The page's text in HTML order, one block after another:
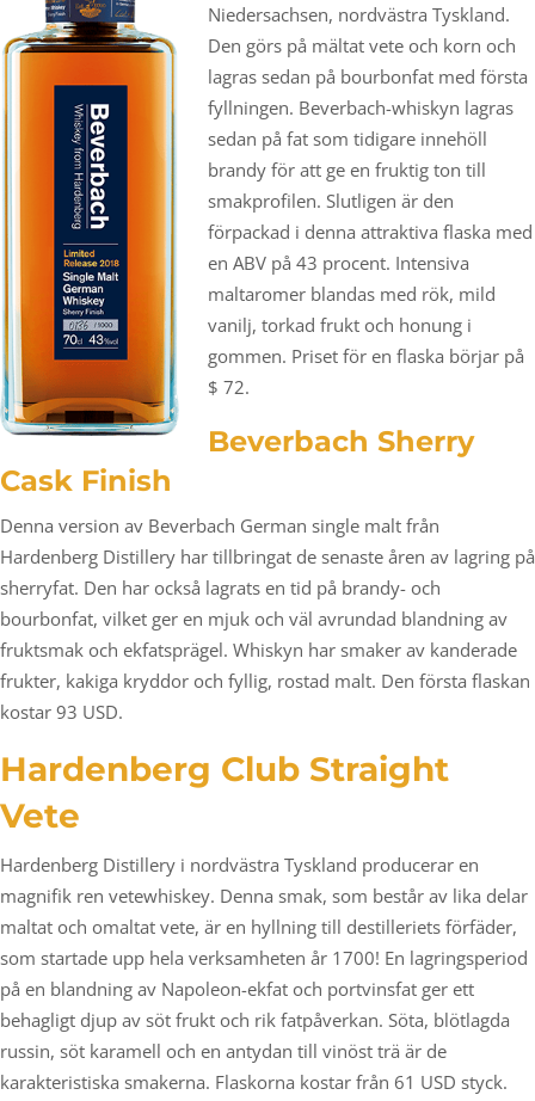
Niedersachsen, nordvästra Tyskland.
Den görs på mältat vete och korn och
lagras sedan på bourbonfat med första
fyllningen. Beverbach-whiskyn lagras
sedan på fat som tidigare innehöll
brandy för att ge en fruktig ton till
smakprofilen. Slutligen är den
förpackad i denna attraktiva flaska med
en ABV på 43 procent. Intensiva
maltaromer blandas med rök, mild
vanilj, torkad frukt och honung i
gommen. Priset för en flaska börjar på
$ 72.
Beverbach Sherry
Cask Finish
Denna version av Beverbach German single malt från
Hardenberg Distillery har tillbringat de senaste åren av lagring på
sherryfat. Den har också lagrats en tid på brandy- och
bourbonfat, vilket ger en mjuk och väl avrundad blandning av
fruktsmak och ekfatsprägel. Whiskyn har smaker av kanderade
frukter, kakiga kryddor och fyllig, rostad malt. Den första flaskan
kostar 93 USD.
Hardenberg Club Straight
Vete
Hardenberg Distillery i nordvästra Tyskland producerar en
magnifik ren vetewhiskey. Denna smak, som består av lika delar
maltat och omaltat vete, är en hyllning till destilleriets förfäder,
som startade upp hela verksamheten år 1700! En lagringsperiod
på en blandning av Napoleon-ekfat och portvinsfat ger ett
behagligt djup av söt frukt och rik fatpåverkan. Söta, blötlagda
russin, söt karamell och en antydan till vinöst trä är de
karakteristiska smakerna. Flaskorna kostar från 61 USD styck.